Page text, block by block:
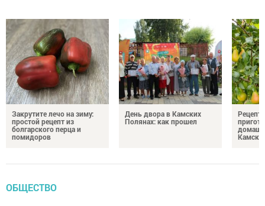
Закрутите лечо на зиму:
простой рецепт из
болгарского перца и
помидоров
День двора в Камских
Полянах: как прошел
ОБЩЕСТВО